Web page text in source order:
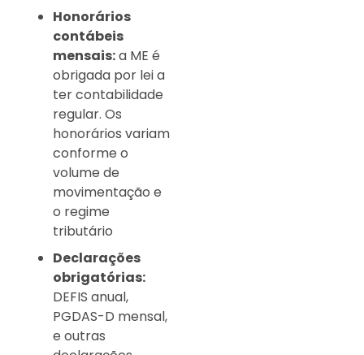
Honorários
contábeis
mensais:a ME é
obrigada por lei a
ter contabilidade
regular. Os
honorários variam
conforme o
volume de
movimentação e
o regime
tributário
Declarações
obrigatórias:
DEFIS anual,
PGDAS-D mensal,
e outras